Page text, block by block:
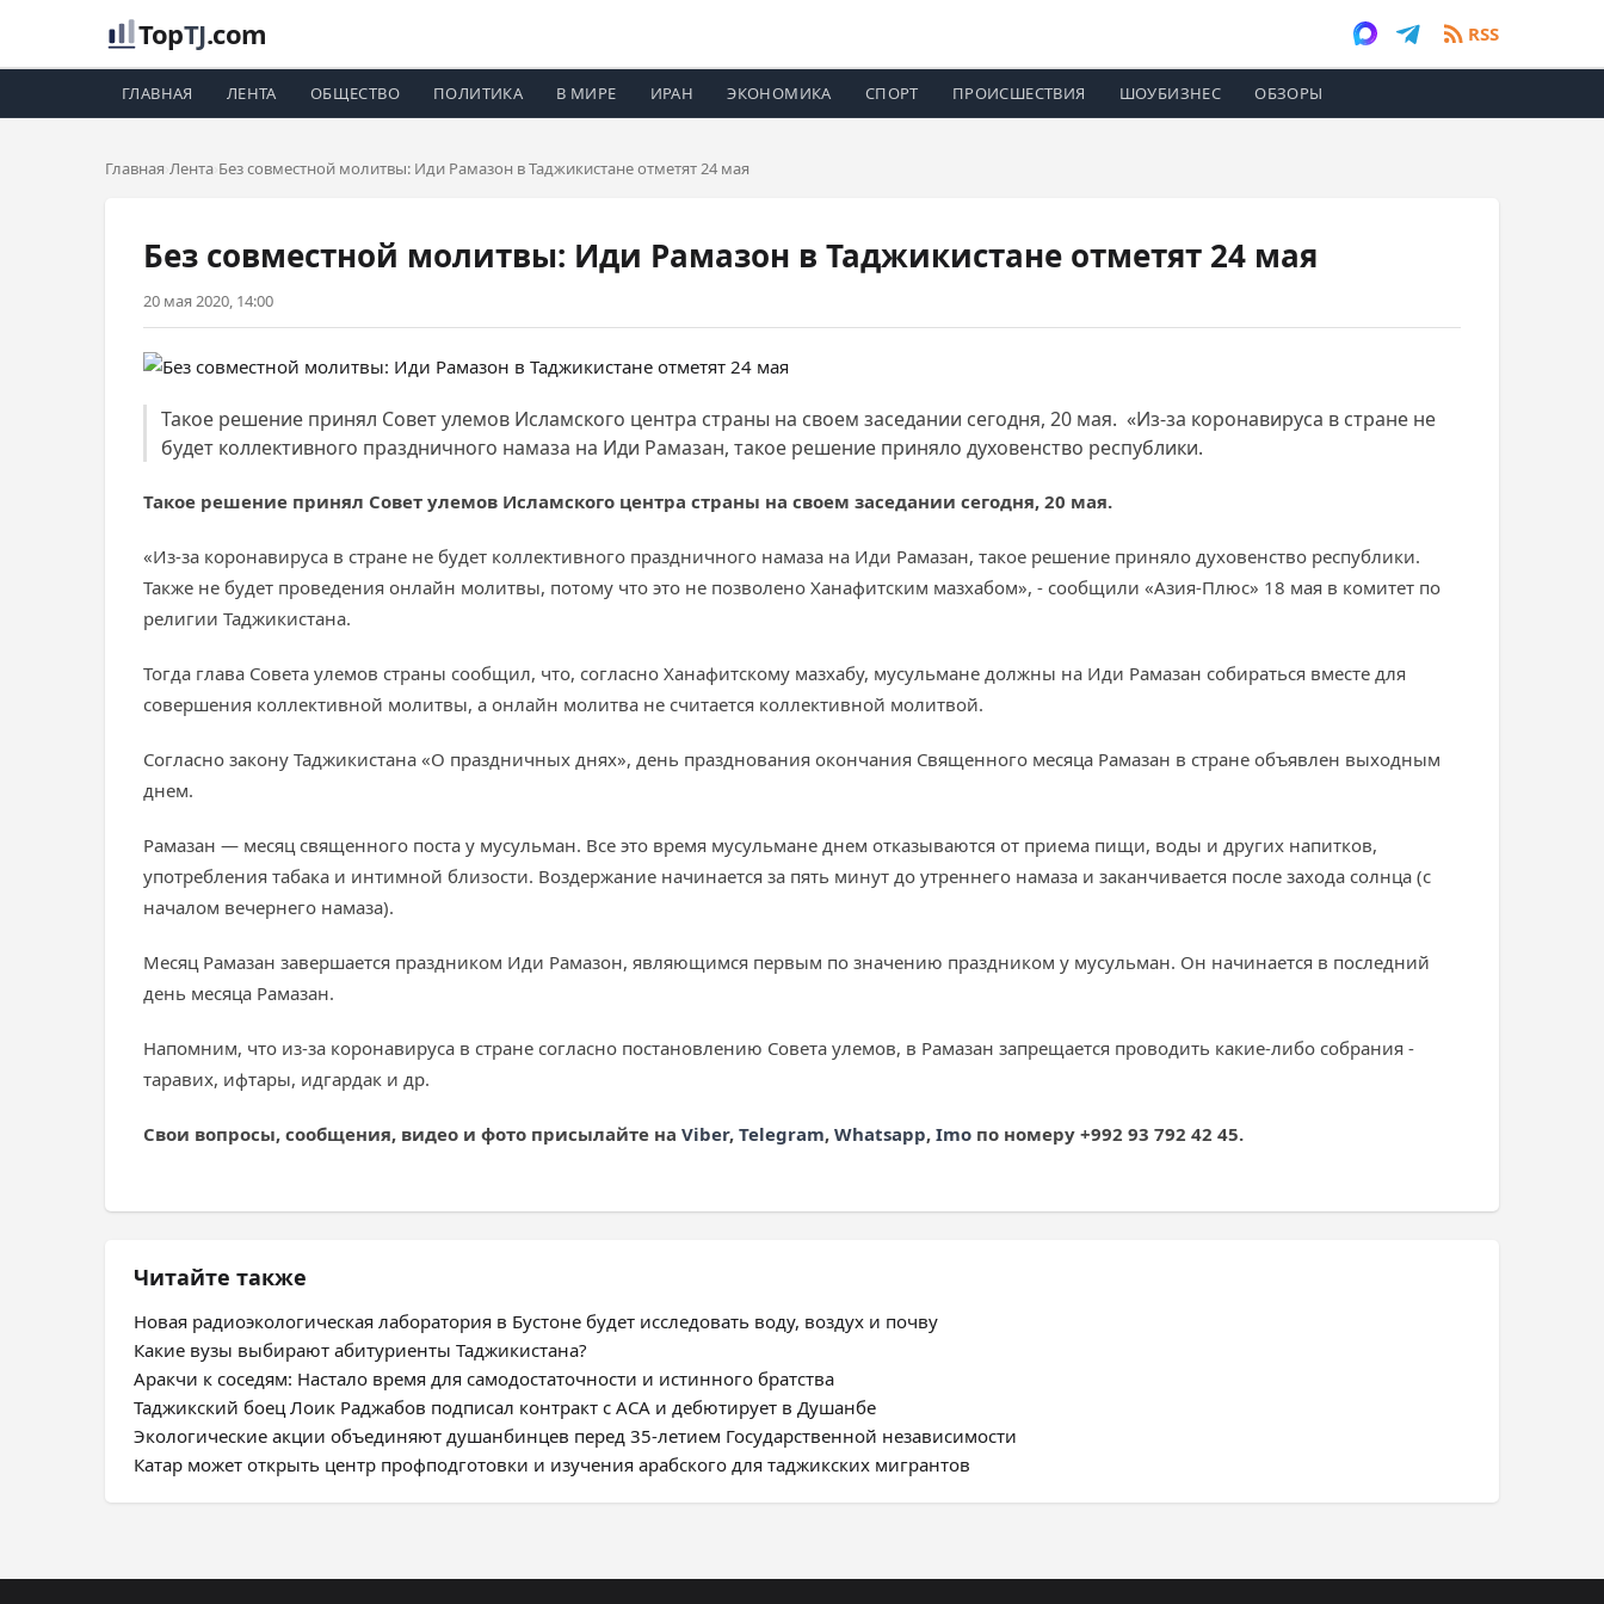
TopTJ.com RSS
ГЛАВНАЯ ЛЕНТА ОБЩЕСТВО ПОЛИТИКА В МИРЕ ИРАН ЭКОНОМИКА СПОРТ ПРОИСШЕСТВИЯ ШОУБИЗНЕС ОБЗОРЫ
Главная Лента Без совместной молитвы: Иди Рамазон в Таджикистане отметят 24 мая
Без совместной молитвы: Иди Рамазон в Таджикистане отметят 24 мая
20 мая 2020, 14:00
Такое решение принял Совет улемов Исламского центра страны на своем заседании сегодня, 20 мая. «Из-за коронавируса в стране не
будет коллективного праздничного намаза на Иди Рамазан, такое решение приняло духовенство республики.
Такое решение принял Совет улемов Исламского центра страны на своем заседании сегодня, 20 мая.
«Из-за коронавируса в стране не будет коллективного праздничного намаза на Иди Рамазан, такое решение приняло духовенство республики.
Также не будет проведения онлайн молитвы, потому что это не позволено Ханафитским мазхабом», - сообщили «Азия-Плюс» 18 мая в комитет по
религии Таджикистана.
Тогда глава Совета улемов страны сообщил, что, согласно Ханафитскому мазхабу, мусульмане должны на Иди Рамазан собираться вместе для
совершения коллективной молитвы, а онлайн молитва не считается коллективной молитвой.
Согласно закону Таджикистана «О праздничных днях», день празднования окончания Священного месяца Рамазан в стране объявлен выходным
днем.
Рамазан — месяц священного поста у мусульман. Все это время мусульмане днем отказываются от приема пищи, воды и других напитков,
употребления табака и интимной близости. Воздержание начинается за пять минут до утреннего намаза и заканчивается после захода солнца (с
началом вечернего намаза).
Месяц Рамазан завершается праздником Иди Рамазон, являющимся первым по значению праздником у мусульман. Он начинается в последний
день месяца Рамазан.
Напомним, что из-за коронавируса в стране согласно постановлению Совета улемов, в Рамазан запрещается проводить какие-либо собрания -
таравих, ифтары, идгардак и др.
Свои вопросы, сообщения, видео и фото присылайте на Viber, Telegram, Whatsapp, Imo по номеру +992 93 792 42 45.
Читайте также
Новая радиоэкологическая лаборатория в Бустоне будет исследовать воду, воздух и почву
Какие вузы выбирают абитуриенты Таджикистана?
Аракчи к соседям: Настало время для самодостаточности и истинного братства
Таджикский боец Лоик Раджабов подписал контракт с ACA и дебютирует в Душанбе
Экологические акции объединяют душанбинцев перед 35-летием Государственной независимости
Катар может открыть центр профподготовки и изучения арабского для таджикских мигрантов